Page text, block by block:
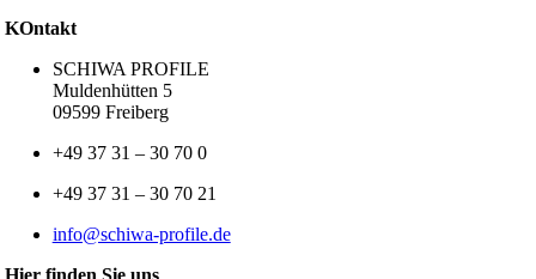
KOntakt
SCHIWA PROFILE
Muldenhütten 5
09599 Freiberg
+49 37 31 – 30 70 0
+49 37 31 – 30 70 21
info@schiwa-profile.de